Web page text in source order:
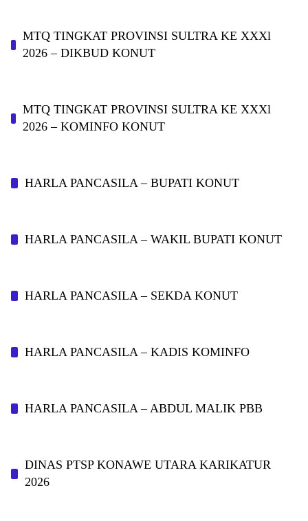
MTQ TINGKAT PROVINSI SULTRA KE XXXl
2026 – DIKBUD KONUT
MTQ TINGKAT PROVINSI SULTRA KE XXXl
2026 – KOMINFO KONUT
HARLA PANCASILA – BUPATI KONUT
HARLA PANCASILA – WAKIL BUPATI KONUT
HARLA PANCASILA – SEKDA KONUT
HARLA PANCASILA – KADIS KOMINFO
HARLA PANCASILA – ABDUL MALIK PBB
DINAS PTSP KONAWE UTARA KARIKATUR
2026